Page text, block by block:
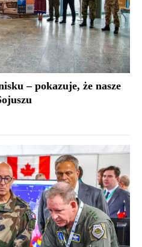
– pokazuje, że nasze